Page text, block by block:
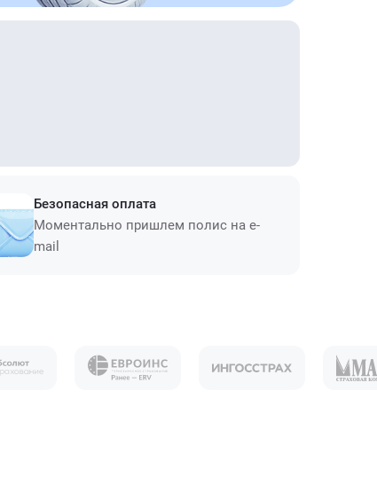
Безопасная оплата
Моментально пришлем полис на e-
mail